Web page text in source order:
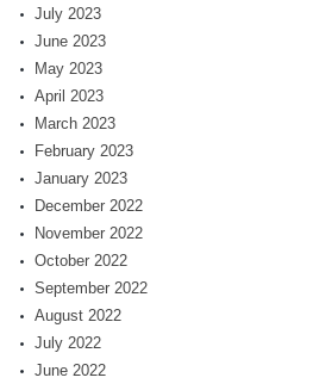
July 2023
June 2023
May 2023
April 2023
March 2023
February 2023
January 2023
December 2022
November 2022
October 2022
September 2022
August 2022
July 2022
June 2022